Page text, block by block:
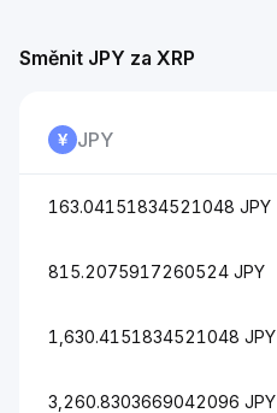
Směnit JPY za XRP
JPY
163.04151834521048 JPY
815.2075917260524 JPY
1,630.4151834521048 JPY
3,260.8303669042096 JPY